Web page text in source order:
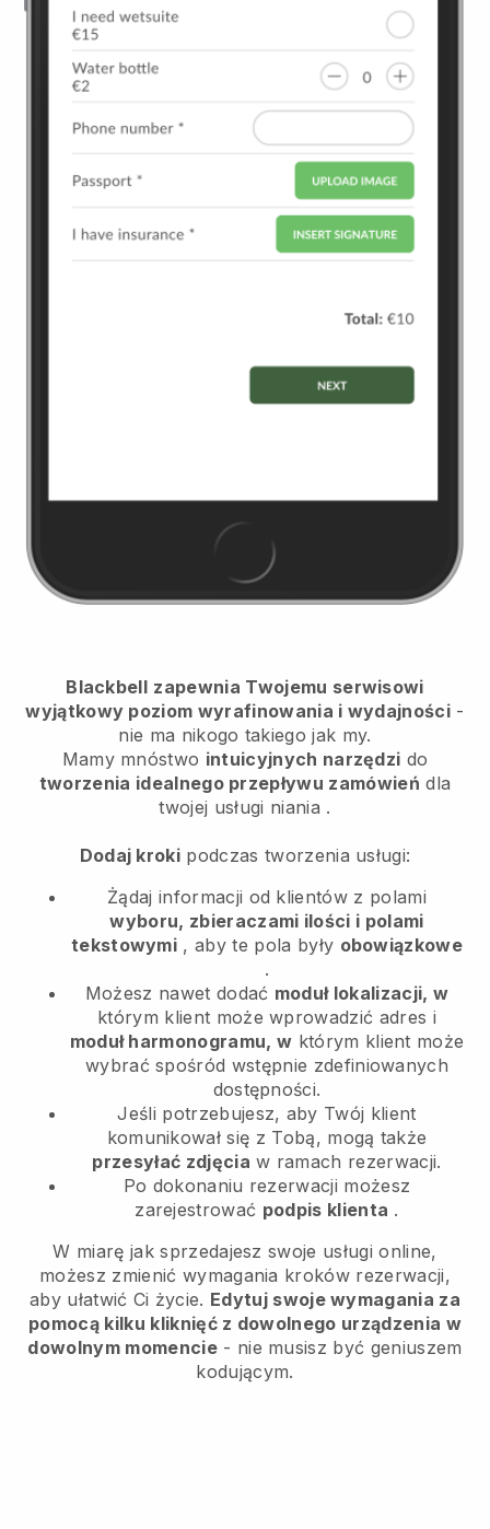
Blackbell zapewnia Twojemu serwisowi
wyjątkowy poziom wyrafinowania i wydajności -
nie ma nikogo takiego jak my.
Mamy mnóstwo intuicyjnych narzędzi do
tworzenia idealnego przepływu zamówień dla
twojej usługi niania .
Dodaj kroki podczas tworzenia usługi:
Żądaj informacji od klientów z polami
wyboru, zbieraczami ilości i polami
tekstowymi , aby te pola były obowiązkowe
.
Możesz nawet dodać moduł lokalizacji, w
którym klient może wprowadzić adres i
moduł harmonogramu, w którym klient może
wybrać spośród wstępnie zdefiniowanych
dostępności.
Jeśli potrzebujesz, aby Twój klient
komunikował się z Tobą, mogą także
przesyłać zdjęcia w ramach rezerwacji.
Po dokonaniu rezerwacji możesz
zarejestrować podpis klienta .
W miarę jak sprzedajesz swoje usługi online,
możesz zmienić wymagania kroków rezerwacji,
aby ułatwić Ci życie. Edytuj swoje wymagania za
pomocą kilku kliknięć z dowolnego urządzenia w
dowolnym momencie- nie musisz być geniuszem
kodującym.